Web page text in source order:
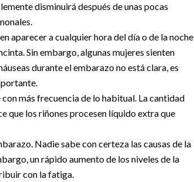
disminuirá después de unas pocas
aparecer a cualquier hora del día o de la noche
Sin embargo, algunas mujeres sienten
durante el embarazo no está clara, es
más frecuencia de lo habitual. La cantidad
que los riñones procesen líquido extra que
Nadie sabe con certeza las causas de la
un rápido aumento de los niveles de la
con la fatiga.